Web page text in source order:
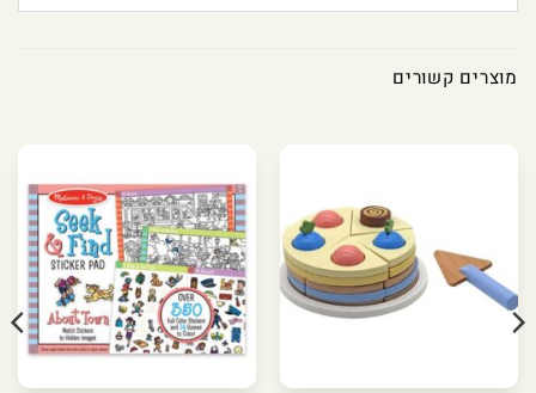
מוצרים קשורים